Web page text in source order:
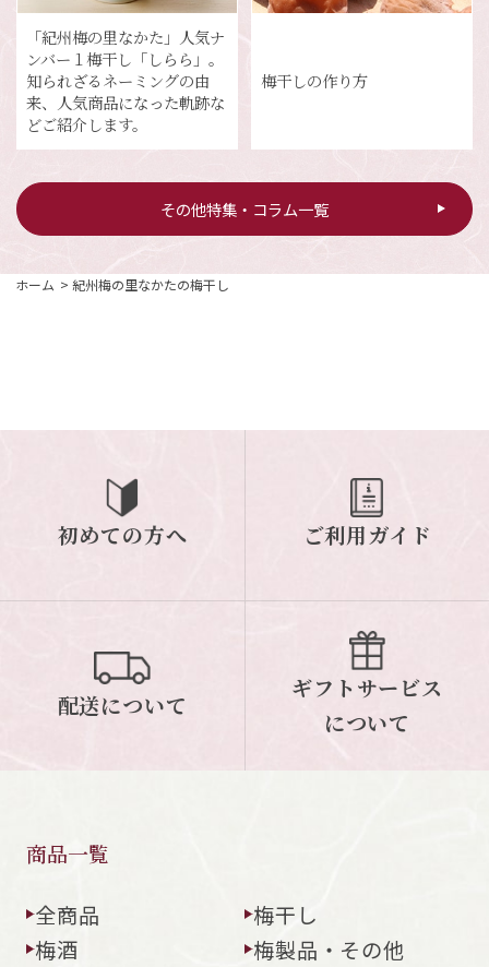
「紀州梅の里なかた」人気ナ
ンバー１梅干し「しらら」。
知られざるネーミングの由
来、人気商品になった軌跡な
どご紹介します。
梅干しの作り方
その他特集・コラム一覧
ホーム > 紀州梅の里なかたの梅干し
初めての方へ ご利用ガイド
配送について
ギフトサービス
について
商品一覧
全商品
梅干し
梅酒
梅製品・その他